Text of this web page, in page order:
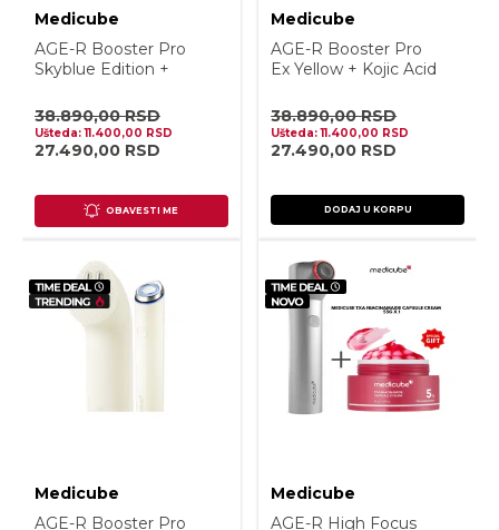
Medicube
AGE-R Booster Pro
Skyblue Edition +
Peptide Serum 30ml
38.890,00RSD
Ušteda:11.400,00 RSD
27.490,00 RSD
OBAVESTI ME
Medicube
AGE-R Booster Pro
Ex Yellow + Kojic Acid
Cream 53g
38.890,00RSD
Ušteda:11.400,00 RSD
27.490,00 RSD
DODAJ U KORPU
Medicube
AGE-R Booster Pro
Medicube
AGE-R High Focus